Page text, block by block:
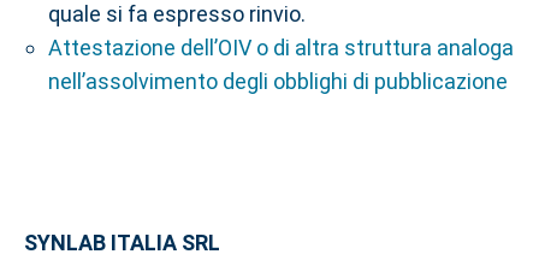
quale si fa espresso rinvio.
Attestazione dell’OIV o di altra struttura analoga
nell’assolvimento degli obblighi di pubblicazione
SYNLAB ITALIA SRL